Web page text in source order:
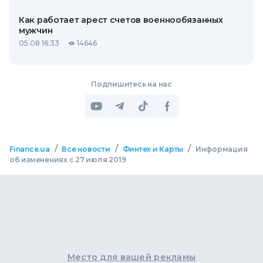
Как работает арест счетов военнообязанных
мужчин
05.08 16:33 14646
Подпишитесь на нас
Finance.ua / Все новости / Финтех и Карты /
Информация
об изменениях с 27 июля 2019
Место для вашей рекламы